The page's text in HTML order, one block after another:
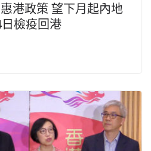
港政策 望下月起內地
檢疫回港